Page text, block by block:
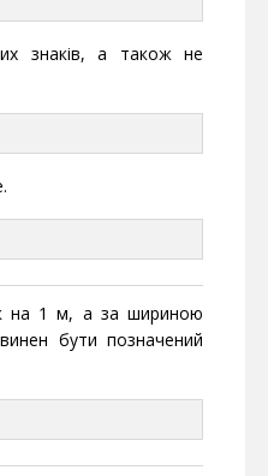
знаків, а також не
на 1 м, а за шириною
бути позначений